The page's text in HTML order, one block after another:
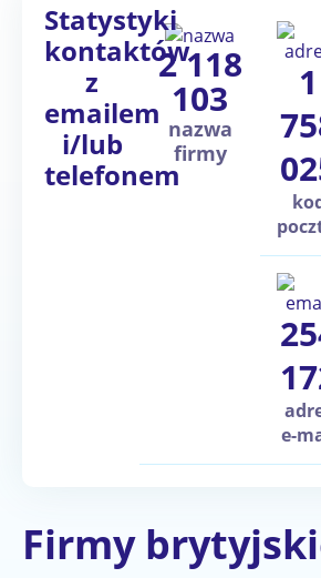
Statystyki
kontaktów
z
emailem
i/lub
telefonem
2 118
103
nazwa
firmy
1
e-
Firmy